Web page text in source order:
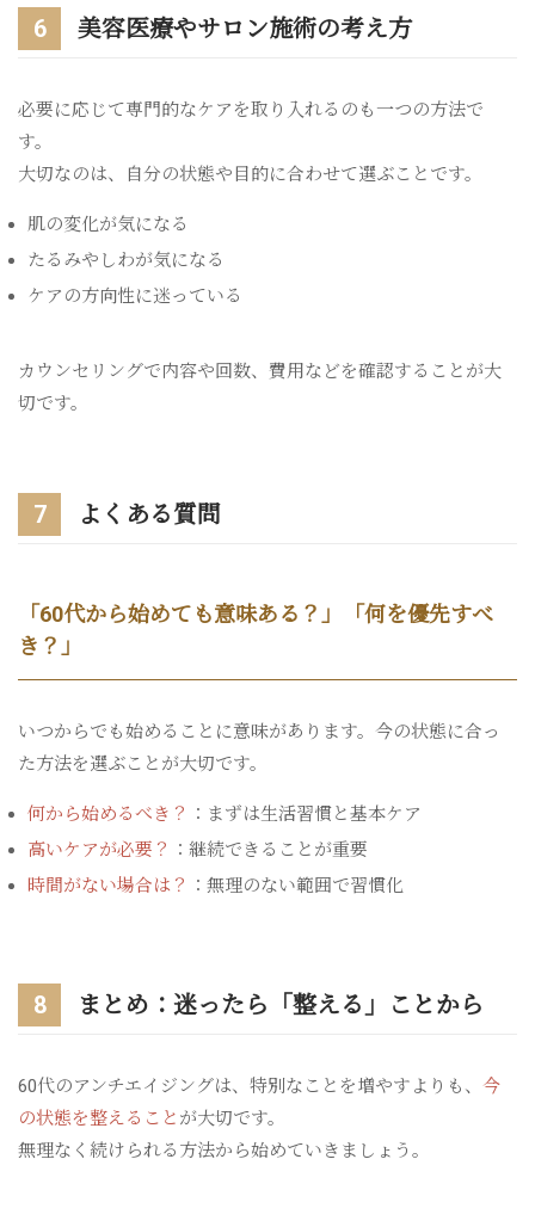
6 美容医療やサロン施術の考え方
必要に応じて専門的なケアを取り入れるのも一つの方法で
す。
大切なのは、自分の状態や目的に合わせて選ぶことです。
肌の変化が気になる
たるみやしわが気になる
ケアの方向性に迷っている
カウンセリングで内容や回数、費用などを確認することが大
切です。
7 よくある質問
「60代から始めても意味ある？」「何を優先すべ
き？」
いつからでも始めることに意味があります。今の状態に合っ
た方法を選ぶことが大切です。
何から始めるべき？
：まずは生活習慣と基本ケア
高いケアが必要？
：継続できることが重要
時間がない場合は？
：無理のない範囲で習慣化
8 まとめ：迷ったら「整える」ことから
60代のアンチエイジングは、特別なことを増やすよりも、 今
の状態を整えること が大切です。
無理なく続けられる方法から始めていきましょう。